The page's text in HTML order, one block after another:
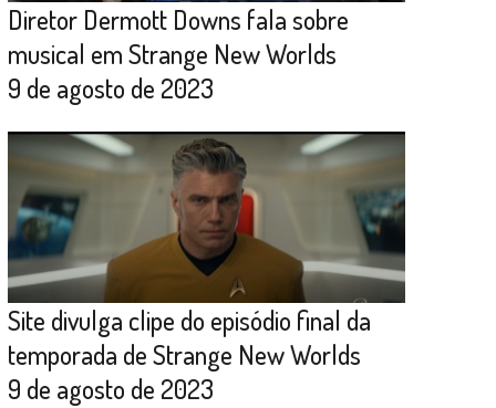
Diretor Dermott Downs fala sobre
musical em Strange New Worlds
9 de agosto de 2023
Site divulga clipe do episódio final da
temporada de Strange New Worlds
9 de agosto de 2023